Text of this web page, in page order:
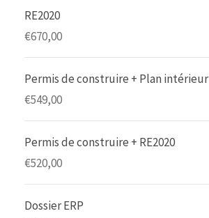
RE2020
€670,00
Permis de construire + Plan intérieur
€549,00
Permis de construire + RE2020
€520,00
Dossier ERP